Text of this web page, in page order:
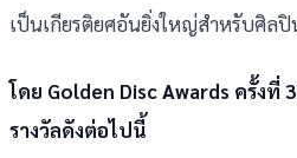
เป็นเกียรติยศอันยิ่งใหญ่สำหรับศิลปิ
โดย Golden Disc Awards ครั้งที่
รางวัลดังต่อไปนี้